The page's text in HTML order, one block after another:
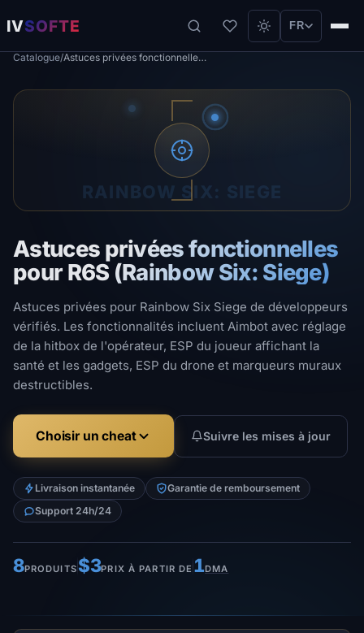
IVSOFTE FR
Catalogue/ Astuces privées fonctionnelles pour R6S (Rainbow Six: Siege)
Astuces privées fonctionnelles
pour R6S (Rainbow Six: Siege)
Astuces privées pour Rainbow Six Siege de développeurs
vérifiés. Les fonctionnalités incluent Aimbot avec réglage
de la hitbox de l'opérateur, ESP du joueur affichant la
santé et les gadgets, ESP du drone et marqueurs muraux
destructibles.
Choisir un cheat Suivre les mises à jour
Livraison instantanée
Garantie de remboursement
Support 24h/24
8PRODUITS$3PRIX À PARTIR DE 1DMA
RAINBOW SIX: SIEGE